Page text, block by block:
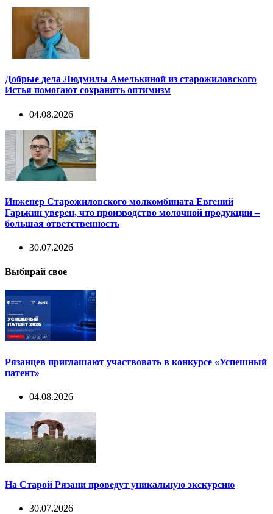
Добрые дела Людмилы Амелькиной из старожиловского
Истья помогают сохранять оптимизм
04.08.2026
Инженер Старожиловского молкомбината Евгений
Гарькин уверен, что производство молочной продукции –
большая ответственность
30.07.2026
Выбирай свое
Рязанцев приглашают участвовать в конкурсе «Успешный
патент»
04.08.2026
На Старой Рязани проведут уникальную экскурсию
30.07.2026